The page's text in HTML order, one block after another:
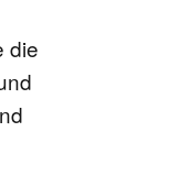
die